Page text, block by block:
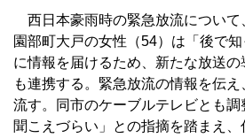
西日本豪雨時の緊急放流について
園部町大戸の女性（54）は「後で
に情報を届けるため、新たな放送
も連携する。緊急放流の情報を伝
流す。同市のケーブルテレビとも
聞こえづらい」との指摘を踏まえ